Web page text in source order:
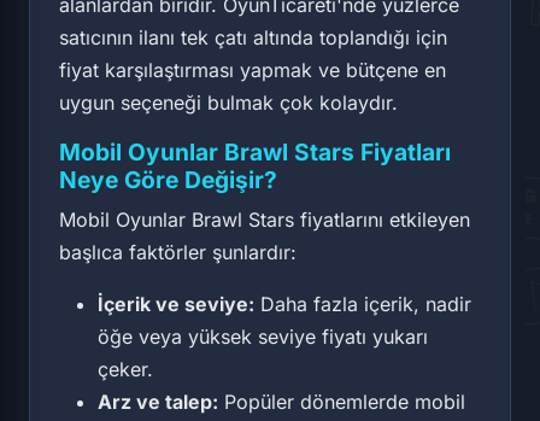
alanlardan biridir. OyunTicareti'nde yüzlerce
satıcının ilanı tek çatı altında toplandığı için
fiyat karşılaştırması yapmak ve bütçene en
uygun seçeneği bulmak çok kolaydır.
Mobil Oyunlar Brawl Stars Fiyatları
Neye Göre Değişir?
Mobil Oyunlar Brawl Stars fiyatlarını etkileyen
başlıca faktörler şunlardır:
İçerik ve seviye: Daha fazla içerik, nadir
öğe veya yüksek seviye fiyatı yukarı
çeker.
Arz ve talep: Popüler dönemlerde mobil